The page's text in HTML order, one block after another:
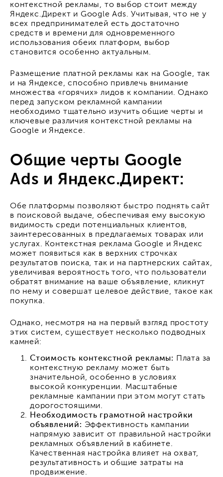
контекстной рекламы, то выбор стоит между
Яндекс.Директ и Google Ads. Учитывая, что не у
всех предпринимателей есть достаточно
средств и времени для одновременного
использования обеих платформ, выбор
становится особенно актуальным.
Размещение платной рекламы как на Google, так
и на Яндексе, способно привлечь внимание
множества «горячих» лидов к компании. Однако
перед запуском рекламной кампании
необходимо тщательно изучить общие черты и
ключевые различия контекстной рекламы на
Google и Яндексе.
Общие черты Google
Ads и Яндекс.Директ:
Обе платформы позволяют быстро поднять сайт
в поисковой выдаче, обеспечивая ему высокую
видимость среди потенциальных клиентов,
заинтересованных в предлагаемых товарах или
услугах. Контекстная реклама Google и Яндекс
может появиться как в верхних строчках
результатов поиска, так и на партнерских сайтах,
увеличивая вероятность того, что пользователи
обратят внимание на ваше объявление, кликнут
по нему и совершат целевое действие, такое как
покупка.
Однако, несмотря на на первый взгляд простоту
этих систем, существует несколько подводных
камней:
Стоимость контекстной рекламы: Плата за
контекстную рекламу может быть
значительной, особенно в условиях
высокой конкуренции. Масштабные
рекламные кампании при этом могут стать
дорогостоящими.
Необходимость грамотной настройки
объявлений: Эффективность кампании
напрямую зависит от правильной настройки
рекламных объявлений в кабинете.
Качественная настройка влияет на охват,
результативность и общие затраты на
продвижение.